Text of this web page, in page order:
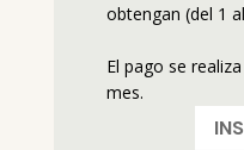
obtengan (del 1
El pago se
mes.